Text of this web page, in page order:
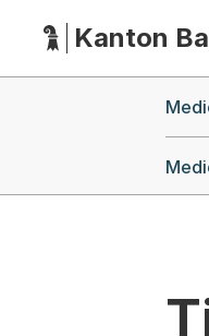
Hauptnavigation
Kanton